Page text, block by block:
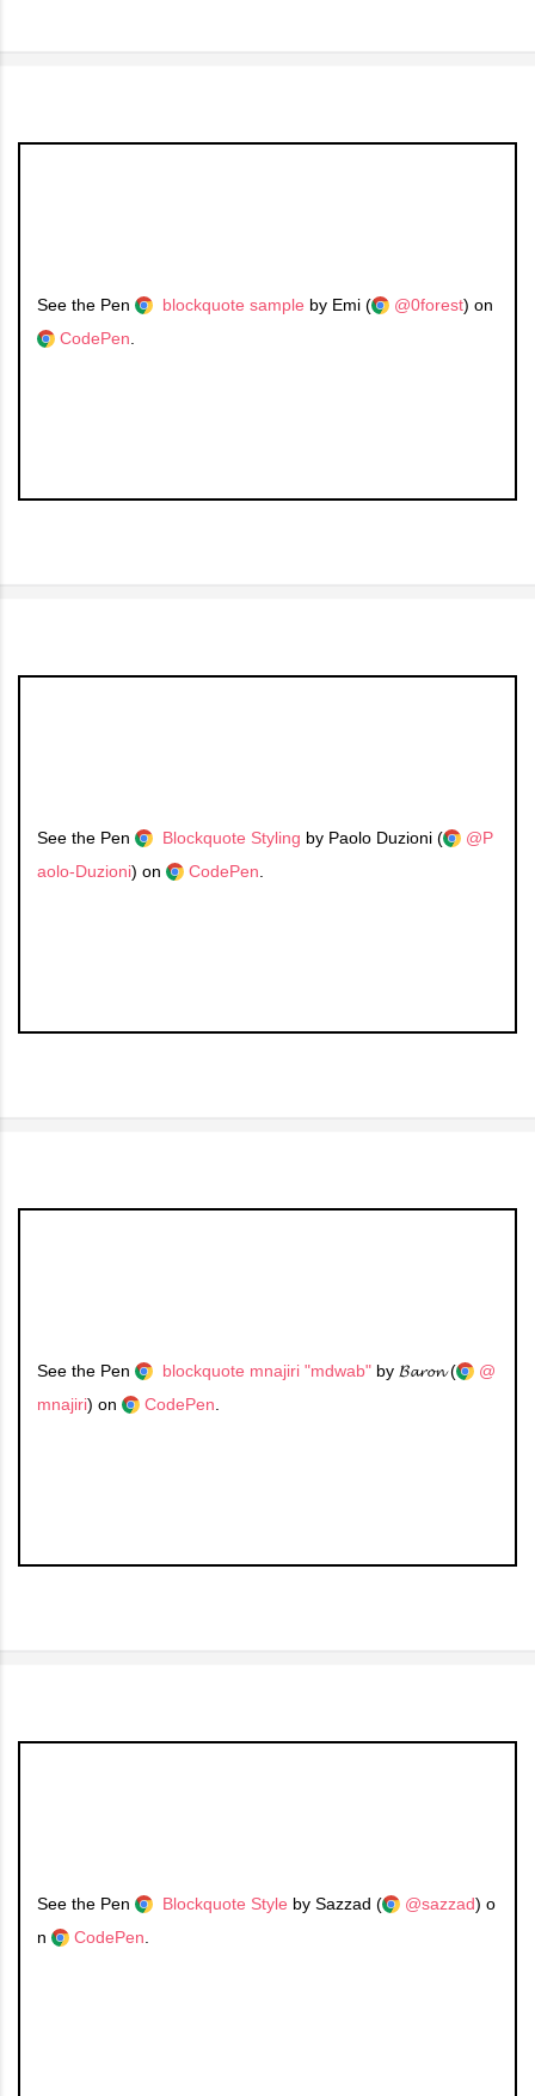
See the Pen blockquote sample by Emi ( @0forest) on
CodePen
See the Pen Blockquote Styling by Paolo Duzioni (
@P
aolo-Duzioni) on CodePen
See the Pen blockquote mnajiri "mdwab" by 𝓑𝓪𝓻𝓸𝓷 (
@
mnajiri) on CodePen
See the Pen Blockquote Style by Sazzad ( @sazzad) o
n
CodePen